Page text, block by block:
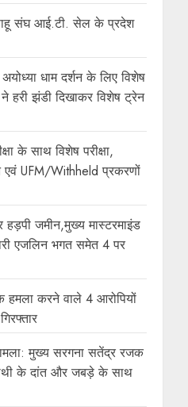
संघ आई.टी. सेल के प्रदेश
धाम दर्शन के लिए विशेष
हरी झंडी दिखाकर विशेष ट्रेन
के साथ विशेष परीक्षा,
एवं UFM/Withheld प्रकरणों
हड़पी जमीन,मुख्य मास्टरमाइंड
एजलिन भगत समेत 4 पर
हमला करने वाले 4 आरोपियों
मुख्य सरगना सतेंद्र रजक
के दांत और जबड़े के साथ